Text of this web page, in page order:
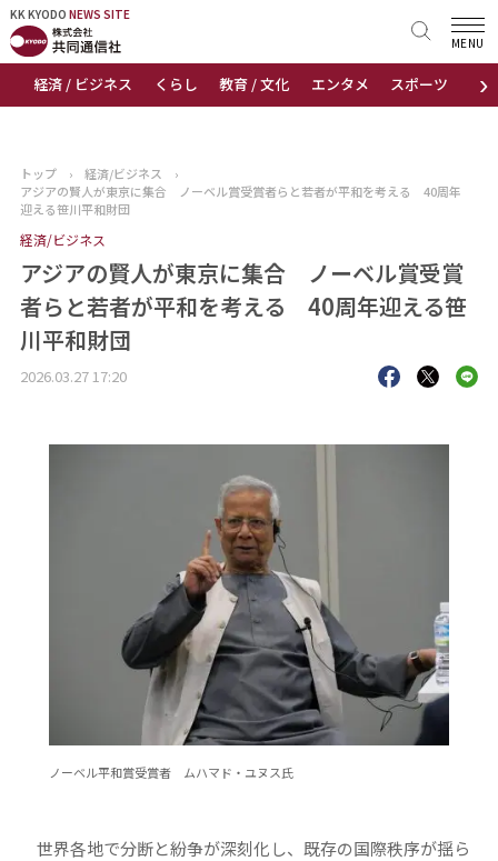
KK KYODO NEWS SITE
›
経済 / ビジネス くらし 教育 / 文化 エンタメ スポーツ 地域
MENU
KK KYODONEWS SITE
トップページ
ニュース
おすすめコンテンツ
出版物
会社概要
トップ › 経済/ビジネス
›
アジアの賢人が東京に集合 ノーベル賞受賞者らと若者が平和を考える 40周年
迎える笹川平和財団
経済/ビジネス
アジアの賢人が東京に集合 ノーベル賞受賞
者らと若者が平和を考える 40周年迎える笹
川平和財団
2026.03.27 17:20
ノーベル平和賞受賞者 ムハマド・ユヌス氏
世界各地で分断と紛争が深刻化し、既存の国際秩序が揺ら